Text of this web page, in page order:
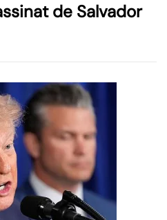
de Salvador